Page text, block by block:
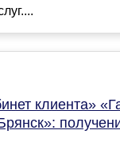
клиента»